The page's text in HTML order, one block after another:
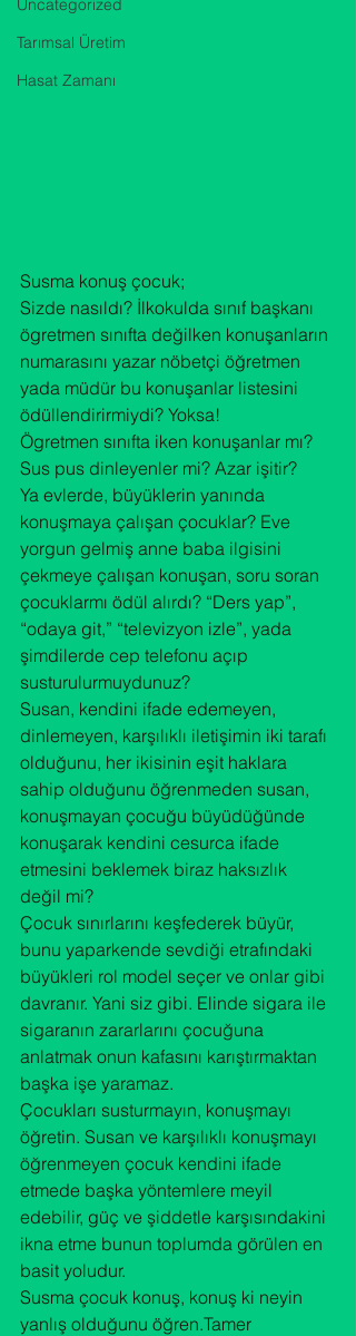
Uncategorized
Tarımsal Üretim
Hasat Zamanı
Susma konuş çocuk;
Sizde nasıldı? İlkokulda sınıf başkanı
ögretmen sınıfta değilken konuşanların
numarasını yazar nöbetçi öğretmen
yada müdür bu konuşanlar listesini
ödüllendirirmiydi? Yoksa!
Ögretmen sınıfta iken konuşanlar mı?
Sus pus dinleyenler mi? Azar işitir?
Ya evlerde, büyüklerin yanında
konuşmaya çalışan çocuklar? Eve
yorgun gelmiş anne baba ilgisini
çekmeye çalışan konuşan, soru soran
çocuklarmı ödül alırdı? “Ders yap”,
“odaya git,” “televizyon izle”, yada
şimdilerde cep telefonu açıp
susturulurmuydunuz?
Susan, kendini ifade edemeyen,
dinlemeyen, karşılıklı iletişimin iki tarafı
olduğunu, her ikisinin eşit haklara
sahip olduğunu öğrenmeden susan,
konuşmayan çocuğu büyüdüğünde
konuşarak kendini cesurca ifade
etmesini beklemek biraz haksızlık
değil mi?
Çocuk sınırlarını keşfederek büyür,
bunu yaparkende sevdiği etrafındaki
büyükleri rol model seçer ve onlar gibi
davranır. Yani siz gibi. Elinde sigara ile
sigaranın zararlarını çocuğuna
anlatmak onun kafasını karıştırmaktan
başka işe yaramaz.
Çocukları susturmayın, konuşmayı
öğretin. Susan ve karşılıklı konuşmayı
öğrenmeyen çocuk kendini ifade
etmede başka yöntemlere meyil
edebilir, güç ve şiddetle karşısındakini
ikna etme bunun toplumda görülen en
basit yoludur.
Susma çocuk konuş, konuş ki neyin
yanlış olduğunu öğren.Tamer